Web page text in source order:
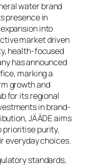
water brand
presence in
into
market driven
health-focused
has announced
marking a
growth and
for its regional
in brand-
JÄÄDE aims
prioritise purity,
everyday choices.
standards,